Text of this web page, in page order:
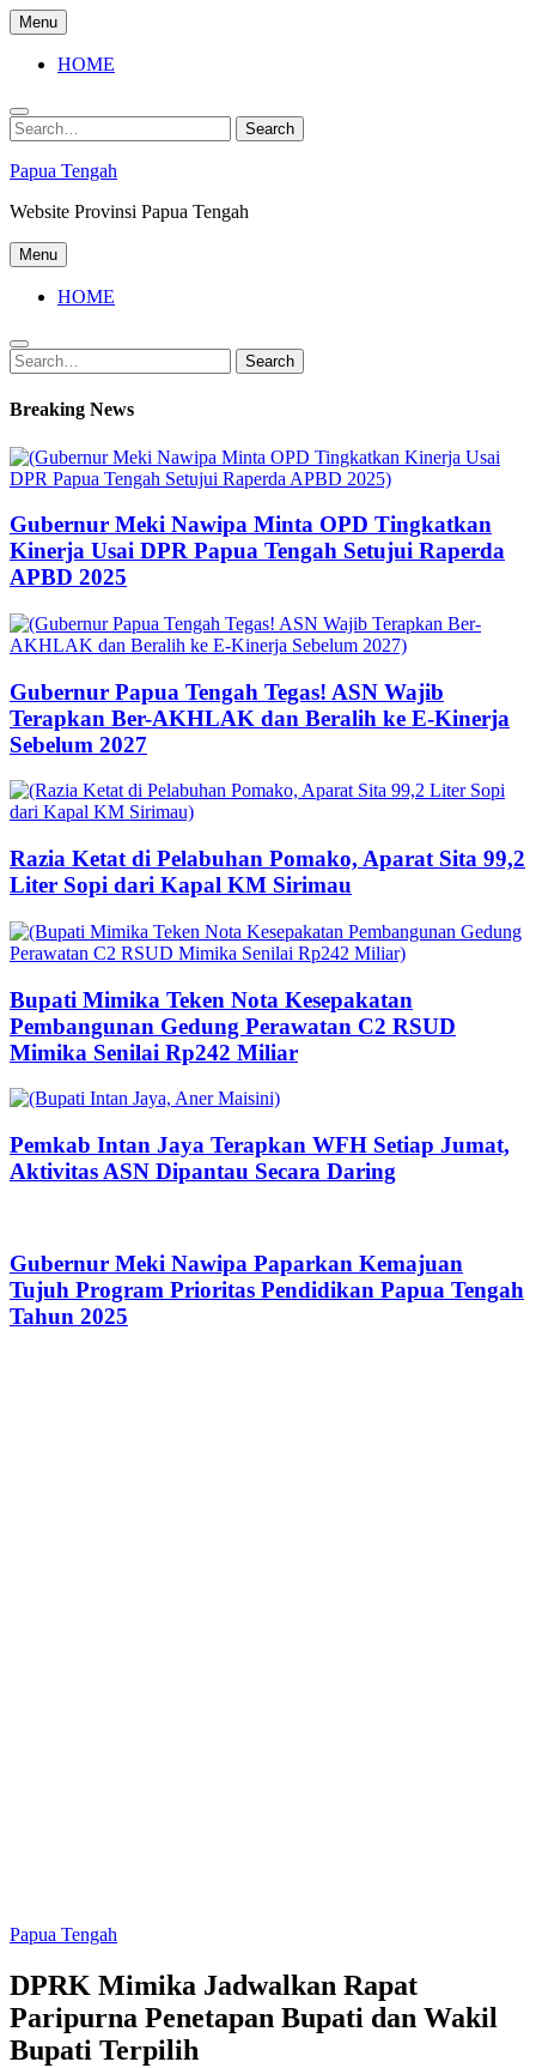
Skip
to
content
Menu
HOME
Search
for:
Search
Papua Tengah
Website Provinsi Papua Tengah
Menu
HOME
Search
for:
Search
Breaking News
Gubernur Meki Nawipa Minta OPD Tingkatkan
Kinerja Usai DPR Papua Tengah Setujui Raperda
APBD 2025
Gubernur Papua Tengah Tegas! ASN Wajib
Terapkan Ber-AKHLAK dan Beralih ke E-Kinerja
Sebelum 2027
Razia Ketat di Pelabuhan Pomako, Aparat Sita 99,2
Liter Sopi dari Kapal KM Sirimau
Bupati Mimika Teken Nota Kesepakatan
Pembangunan Gedung Perawatan C2 RSUD
Mimika Senilai Rp242 Miliar
Pemkab Intan Jaya Terapkan WFH Setiap Jumat,
Aktivitas ASN Dipantau Secara Daring
Gubernur Meki Nawipa Paparkan Kemajuan
Tujuh Program Prioritas Pendidikan Papua Tengah
Tahun 2025
Papua Tengah
DPRK Mimika Jadwalkan Rapat
Paripurna Penetapan Bupati dan Wakil
Bupati Terpilih